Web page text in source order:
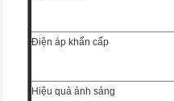
Điện áp khẩn cấp
Hiệu quả ánh sáng